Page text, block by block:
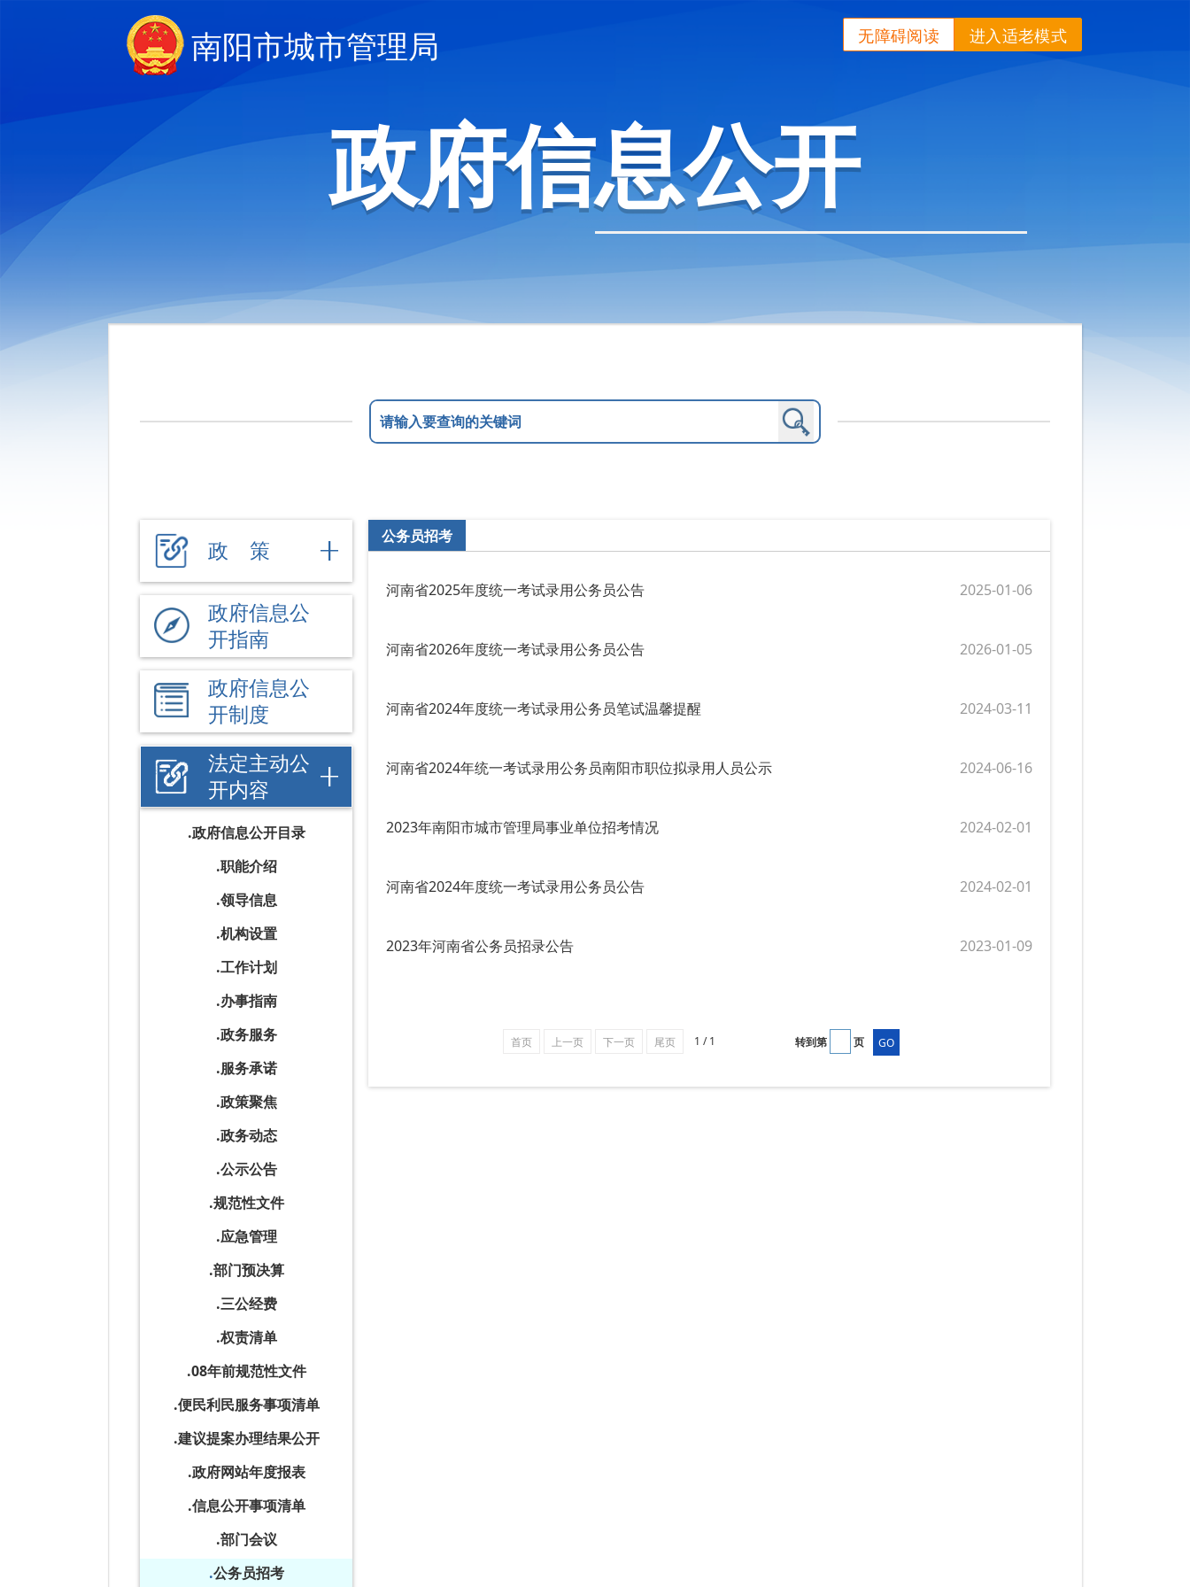
南阳市城市管理局 进入适老模式
无障碍阅读
政府信息公开
政 策
政府信息公
开指南
政府信息公
开制度
法定主动公
开内容
政府信息公开目录
职能介绍
领导信息
机构设置
工作计划
办事指南
政务服务
服务承诺
政策聚焦
政务动态
公示公告
规范性文件
应急管理
部门预决算
三公经费
权责清单
08年前规范性文件
便民利民服务事项清单
建议提案办理结果公开
政府网站年度报表
信息公开事项清单
部门会议
公务员招考
公务员招考
河南省2025年度统一考试录用公务员公告 2025-01-06
河南省2026年度统一考试录用公务员公告 2026-01-05
河南省2024年度统一考试录用公务员笔试温馨提醒 2024-03-11
河南省2024年统一考试录用公务员南阳市职位拟录用人员公示 2024-06-16
2023年南阳市城市管理局事业单位招考情况 2024-02-01
河南省2024年度统一考试录用公务员公告 2024-02-01
2023年河南省公务员招录公告 2023-01-09
首页 上一页 下一页 尾页 1 / 1 转到第 页